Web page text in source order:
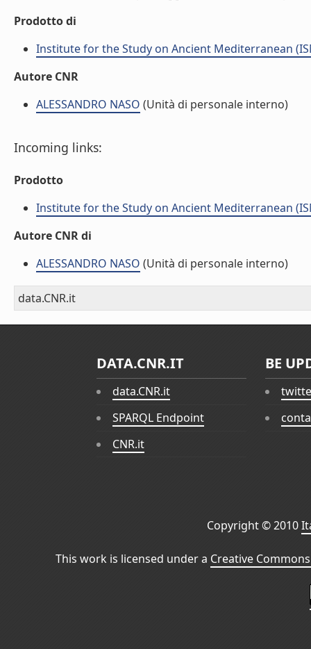
Prodotto di
Institute for the Study on Ancient Mediterranean
Autore CNR
ALESSANDRO NASO (Unità di personale interno)
Incoming links:
Prodotto
Institute for the Study on Ancient Mediterranean
Autore CNR di
ALESSANDRO NASO (Unità di personale interno)
data.CNR.it
DATA.CNR.IT
data.CNR.it
SPARQL Endpoint
CNR.it
BE
Copyright © 2010
This work is licensed under a Creative